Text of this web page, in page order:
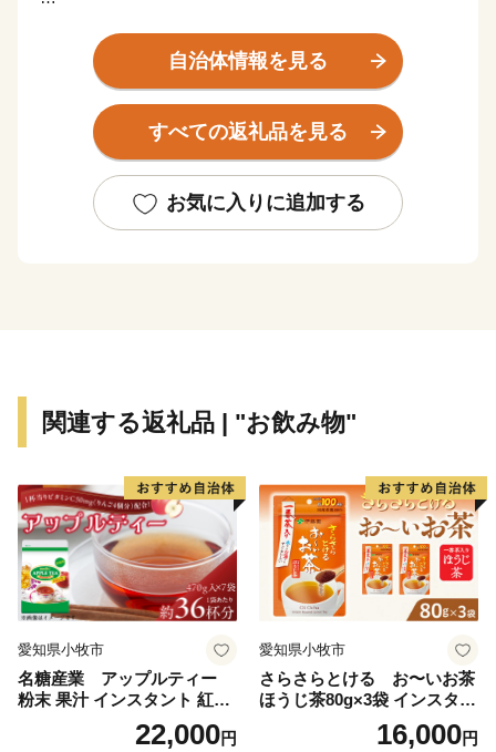
た角田市は、平安時代に建築された宮城県最古の木造建
築であり重要文化財の高蔵寺阿弥陀堂と、最新の技術で
ある宇宙航空研究開発機構（JAXA）の研究開発拠点が
あり、悠久の歴史と最新技術のコントラストが魅力のま
とから、市の真ん中に位置する台山公園にはH2ロケッ
ト実物大模型があり、その横にあるスペースタワー展望
技術、農業と工業が共存するまちであり、「こめ」「ま
の‟め”」をキャッチフレーズにブランド化を進めていま
す。
自治体情報を見る
すべての返礼品を見る
お気に入りに追加する
関連する返礼品 | "お飲み物"
愛知県小牧市
名糖産業 アップルティー
粉末 果汁 インスタント 紅茶
ティー ビタミンC 袋 ロング
セラー 粉末飲料 粉末茶 簡単
22,000円
愛知県小牧市
さらさらとける お〜いお茶
ほうじ茶80g×3袋 インスタン
トほうじ茶 粉末ほうじ茶 粉
末茶 おーいお茶 粉末緑茶
16,000円